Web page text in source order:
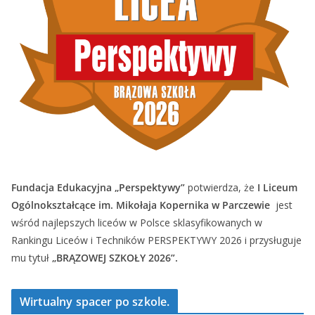
Fundacja Edukacyjna „Perspektywy” potwierdza, że I Liceum
Ogólnokształcące im. Mikołaja Kopernika w Parczewie jest
wśród najlepszych liceów w Polsce sklasyfikowanych w
Rankingu Liceów i Techników PERSPEKTYWY 2026 i przysługuje
mu tytuł „BRĄZOWEJ SZKOŁY 2026”.
Wirtualny spacer po szkole.